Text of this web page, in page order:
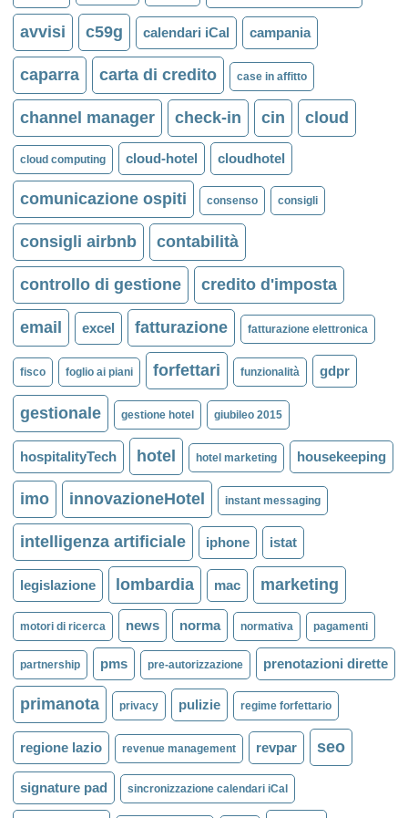
avvisi c59g calendari iCal campania
caparra carta di credito case in affitto
channel manager check-in cin cloud
cloud computing cloud-hotel cloudhotel
comunicazione ospiti consenso consigli
consigli airbnb contabilità
controllo di gestione credito d'imposta
email excel fatturazione fatturazione elettronica
fisco foglio ai piani forfettari funzionalità gdpr
gestionale gestione hotel giubileo 2015
hospitalityTech hotel hotel marketing housekeeping
imo innovazioneHotel instant messaging
intelligenza artificiale iphone istat
legislazione lombardia mac marketing
motori di ricerca news norma normativa pagamenti
partnership pms pre-autorizzazione prenotazioni dirette
primanota privacy pulizie regime forfettario
regione lazio revenue management revpar seo
signature pad sincronizzazione calendari iCal